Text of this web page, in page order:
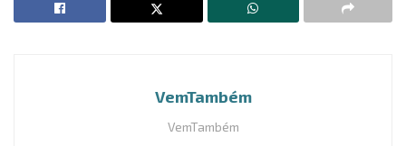
VemTambém
VemTambém